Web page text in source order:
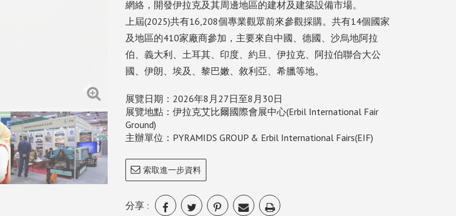
網絡，開發伊拉克及其周邊地區的建材及建築設備市場。
上屆(2025)共有16,208個專業觀眾前來參觀採購。共有14個國家
及地區的410家廠商參加，主要來自中國、德國、沙烏地阿拉
伯、義大利、土耳其、印度、約旦、伊拉克、阿拉伯聯合大公
國、伊朗、埃及、黎巴嫩、敘利亞、希臘等地。
展覽日期：2026年8月27日至8月30日
展覽地點：伊拉克艾比爾國際會展中心(Erbil International Fair
Ground)
主辦單位：PYRAMIDS GROUP & Erbil International Fairs(EIF)
索取進一步資料
分享 :